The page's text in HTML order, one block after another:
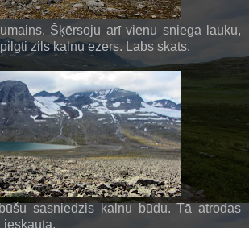
Šķērsoju arī vienu sniega lauku,
zils kalnu ezers. Labs skats.
sasniedzis kalnu būdu. Tā atrodas
ieskauta.